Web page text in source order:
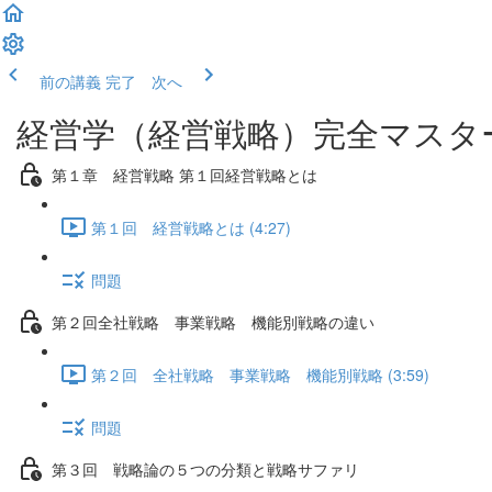
前の講義 完了 次へ
経営学（経営戦略）完全マス
第１章 経営戦略 第１回経営戦略とは
第１回 経営戦略とは (4:27)
問題
第２回全社戦略 事業戦略 機能別戦略の違い
第２回 全社戦略 事業戦略 機能別戦略 (3:59)
問題
第３回 戦略論の５つの分類と戦略サファリ